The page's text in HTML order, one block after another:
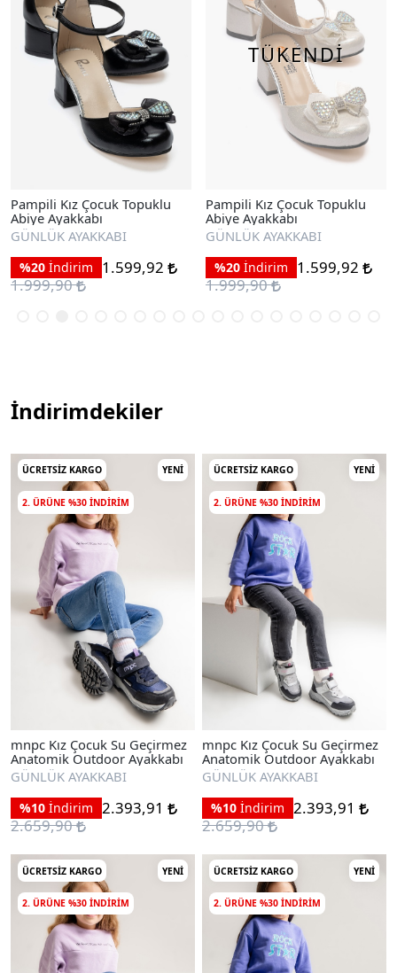
Pampili Kız Çocuk Topuklu
Abiye Ayakkabı
GÜNLÜK AYAKKABI
%20 İndirim
1.599,92
1.999,90
TÜKENDİ
Pampili Kız Çocuk Topuklu
Abiye Ayakkabı
GÜNLÜK AYAKKABI
%20 İndirim
1.599,92
1.999,90
İndirimdekiler
ÜCRETSIZ KARGO YENI
2. ÜRÜNE %30 INDIRIM
mnpc Kız Çocuk Su Geçirmez
Anatomik Outdoor Ayakkabı
GÜNLÜK AYAKKABI
%10 İndirim 2.393,91
2.659,90
ÜCRETSIZ KARGO YENI
2. ÜRÜNE %30 INDIRIM
mnpc Kız Çocuk Su Geçirmez
Anatomik Outdoor Ayakkabı
GÜNLÜK AYAKKABI
%10 İndirim 2.393,91
2.659,90
ÜCRETSIZ KARGO YENI
2. ÜRÜNE %30 INDIRIM
ÜCRETSIZ KARGO YENI
2. ÜRÜNE %30 INDIRIM